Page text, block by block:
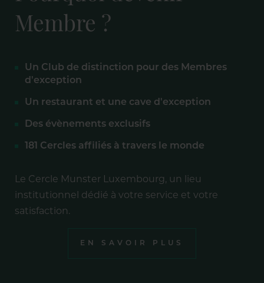
Membre ?
Un Club de distinction pour des Membres
d'exception
Un restaurant et une cave d'exception
Des évènements exclusifs
181 Cercles affiliés à travers le monde
Le Cercle Munster Luxembourg, un lieu
institutionnel dédié à votre service et votre
satisfaction.
EN SAVOIR PLUS